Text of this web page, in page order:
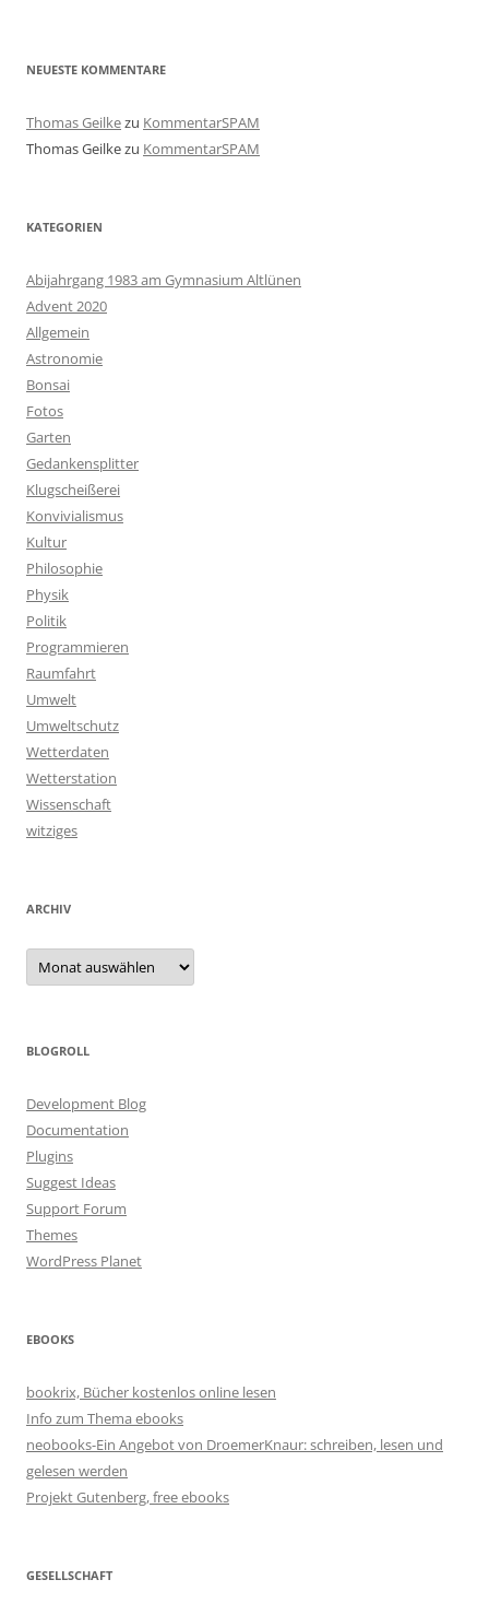
NEUESTE KOMMENTARE
Thomas Geilkezu KommentarSPAM
Thomas Geilkezu KommentarSPAM
KATEGORIEN
Abijahrgang 1983 am Gymnasium Altlünen
Advent 2020
Allgemein
Astronomie
Bonsai
Fotos
Garten
Gedankensplitter
Klugscheißerei
Konvivialismus
Kultur
Philosophie
Physik
Politik
Programmieren
Raumfahrt
Umwelt
Umweltschutz
Wetterdaten
Wetterstation
Wissenschaft
witziges
ARCHIV
Archiv
BLOGROLL
Development Blog
Documentation
Plugins
Suggest Ideas
Support Forum
Themes
WordPress Planet
EBOOKS
bookrix, Bücher kostenlos online lesen
Info zum Thema ebooks
neobooks-Ein Angebot von DroemerKnaur: schreiben, lesen und
gelesen werden
Projekt Gutenberg, free ebooks
GESELLSCHAFT